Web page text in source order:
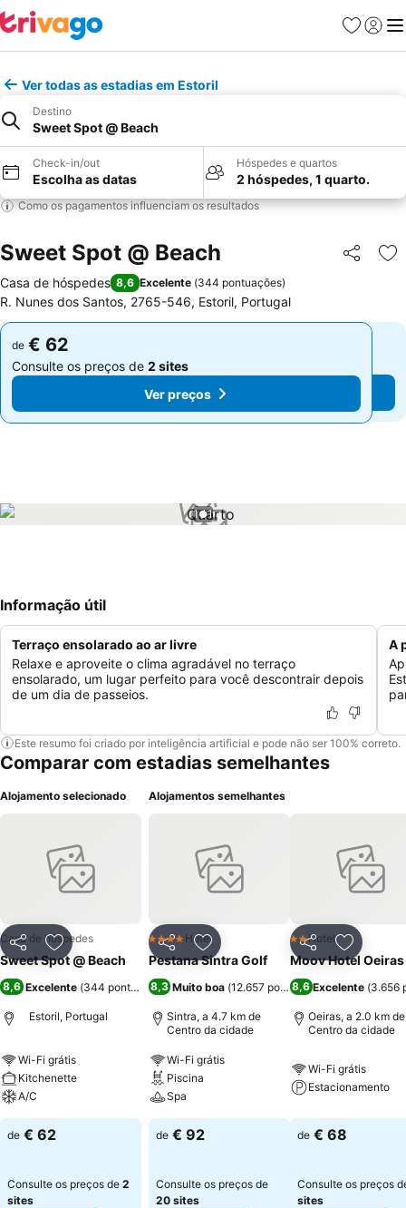
Favoritos
Iniciar
Ver todas as estadias em Estoril
Destino
Sweet Spot @ Beach
Check-in/out
Escolha as datas
Hóspedes e quartos
2 hóspedes, 1 quarto.
Como os pagamentos influenciam os resultados
Sweet Spot @ Beach Partilhar
Casa de hóspedes 8,6 Excelente (344 pontuações)
R. Nunes dos Santos, 2765-546, Estoril, Portugal
de € 62
Consulte os preços de 2 sites
Ver preços
de € 62
Consulte os preços de 2 sites
Ver preços
1 / 1
Informação útil
Terraço ensolarado ao ar livre
Relaxe e aproveite o clima agradável no terraço
ensolarado, um lugar perfeito para você descontrair depois
de um dia de passeios.
A
Este resumo foi criado por inteligência artificial e pode não ser 100% correto.
Comparar com estadias semelhantes
Alojamento selecionado
PartilharAdicionar aos favoritos
Casa de hóspedes
Sweet Spot @ Beach
8,6 Excelente (344 pontuações)
Estoril, Portugal
Wi-Fi grátis
Kitchenette
A/C
de € 62
Consulte os preços de 2
sites
Alojamentos semelhantes
PartilharAdicionar aos favoritos
4 EstrelasHotel
Pestana Sintra Golf
8,3 Muito boa (12.657 pontuações)
Sintra, a 4.7 km de
Centro da cidade
Wi-Fi grátis
Piscina
Spa
de € 92
Consulte os preços de
20 sites
Partilhar
2 Estrelas
Hotel
Moov Hotel Oeiras
8,6 Excelente (3.656
Oeiras, a 2.0 km de
Centro da cidade
Wi-Fi grátis
Estacionamento
de € 68
Consulte os preços
sites